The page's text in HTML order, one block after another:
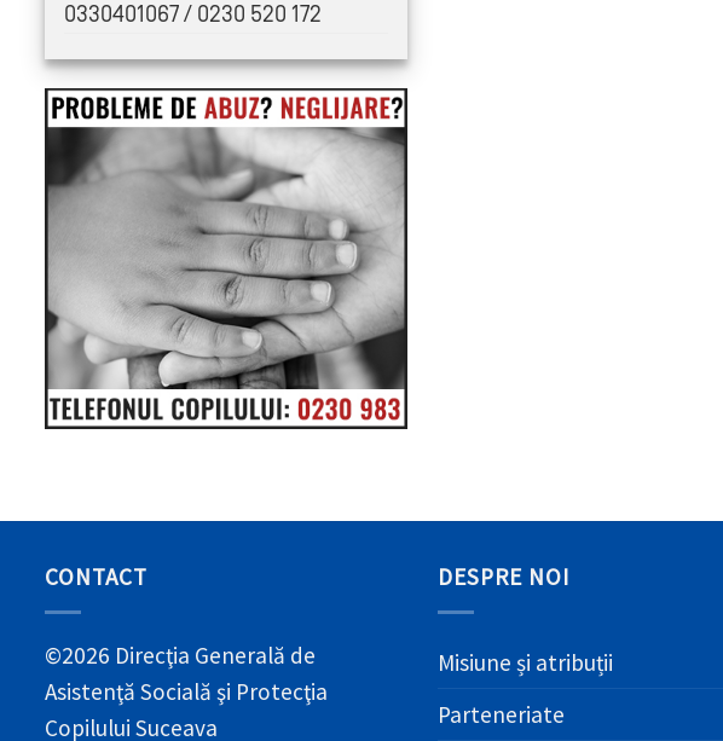
0330401067 / 0230 520 172
CONTACT
©2026 Direcţia Generală de
Asistenţă Socială şi Protecţia
Copilului Suceava
DESPRE NOI
Misiune și atribuții
Parteneriate